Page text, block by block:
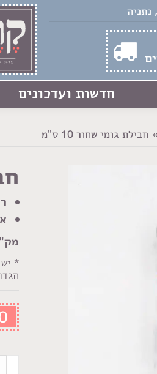
חדשות ועדכונים
חבילת גומי שחור 10 ס"מ
*